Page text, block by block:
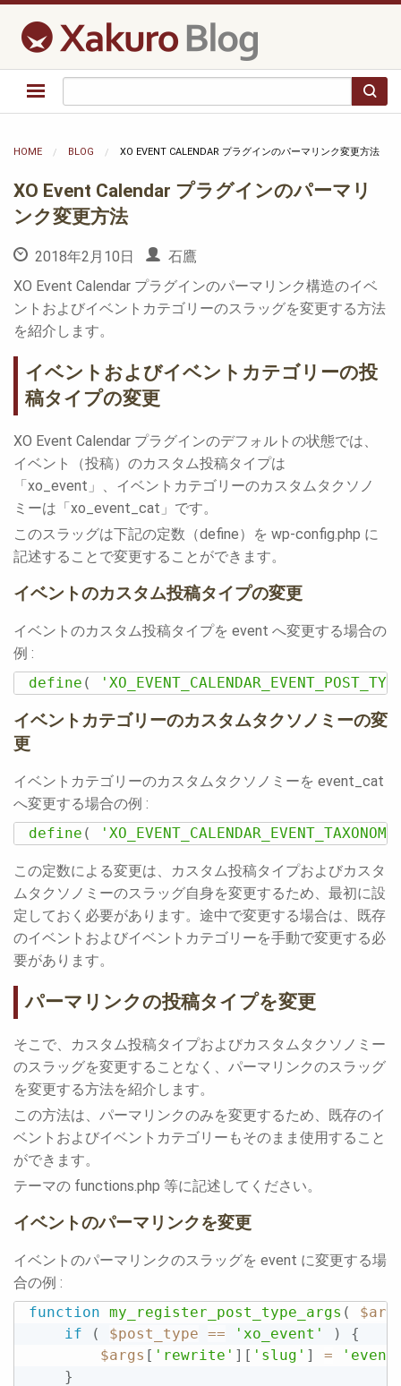
HOME BLOG XO EVENT CALENDAR プラグインのパーマリンク変更方法
XO Event Calendar プラグインのパーマリ
ンク変更方法
2018年2月10日
石鷹
XO Event Calendar プラグインのパーマリンク構造のイベ
ントおよびイベントカテゴリーのスラッグを変更する方法
を紹介します。
イベントおよびイベントカテゴリーの投
稿タイプの変更
XO Event Calendar プラグインのデフォルトの状態では、
イベント（投稿）のカスタム投稿タイプは
「xo_event」、イベントカテゴリーのカスタムタクソノ
ミーは「xo_event_cat」です。
このスラッグは下記の定数（define）を wp-config.php に
記述することで変更することができます。
イベントのカスタム投稿タイプの変更
イベントのカスタム投稿タイプを event へ変更する場合の
例 :
define (
イベントカテゴリーのカスタムタクソノミーの変
更
イベントカテゴリーのカスタムタクソノミーを event_cat
へ変更する場合の例 :
define (
この定数による変更は、カスタム投稿タイプおよびカスタ
ムタクソノミーのスラッグ自身を変更するため、最初に設
定しておく必要があります。途中で変更する場合は、既存
のイベントおよびイベントカテゴリーを手動で変更する必
要があります。
パーマリンクの投稿タイプを変更
そこで、カスタム投稿タイプおよびカスタムタクソノミー
のスラッグを変更することなく、パーマリンクのスラッグ
を変更する方法を紹介します。
この方法は、パーマリンクのみを変更するため、既存のイ
ベントおよびイベントカテゴリーもそのまま使用すること
ができます。
テーマの functions.php 等に記述してください。
イベントのパーマリンクを変更
イベントのパーマリンクのスラッグを event に変更する場
合の例 :
function my_register_post_type_args (
if
( $post_type == 'xo_event' )
{
$args [ 'rewrite' ] [ 'slug' ] =
}